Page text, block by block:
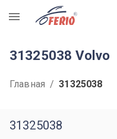
R
31325038 Volvo
Главная / 31325038
31325038